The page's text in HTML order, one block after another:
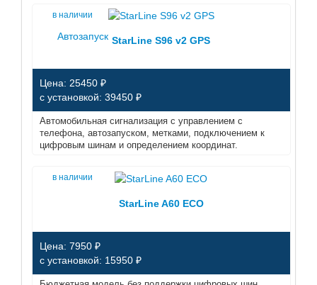
в наличии
Автозапуск StarLine S96 v2 GPS
Цена: 25450 ₽
с установкой: 39450 ₽
Автомобильная сигнализация с управлением с
телефона, автозапуском, метками, подключением к
цифровым шинам и определением координат.
в наличии
StarLine A60 ECO
Цена: 7950 ₽
с установкой: 15950 ₽